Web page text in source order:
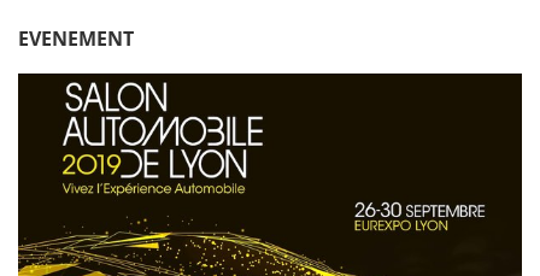
l’article
EVENEMENT